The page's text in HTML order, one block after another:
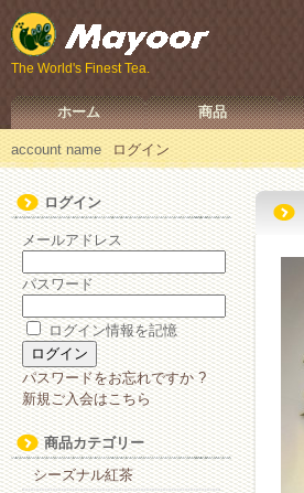
The World's Finest Tea.
ホーム 商品
account name ログイン
ログイン
メールアドレス
パスワード
ログイン情報を記憶
パスワードをお忘れですか ?
新規ご入会はこちら
商品カテゴリー
シーズナル紅茶